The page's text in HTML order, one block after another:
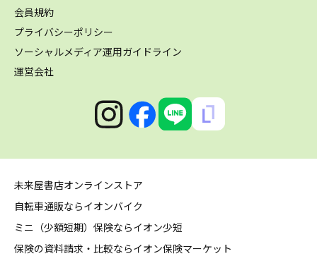
会員規約
プライバシーポリシー
ソーシャルメディア運用ガイドライン
運営会社
未来屋書店オンラインストア
自転車通販ならイオンバイク
ミニ（少額短期）保険ならイオン少短
保険の資料請求・比較ならイオン保険マーケット